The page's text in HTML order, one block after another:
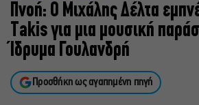
Πνοή: Ο Μιχάλης Δέλτα
Takis για μια μουσική
Ίδρυμα Γουλανδρή
Προσθήκη ως αγαπημένη πηγή